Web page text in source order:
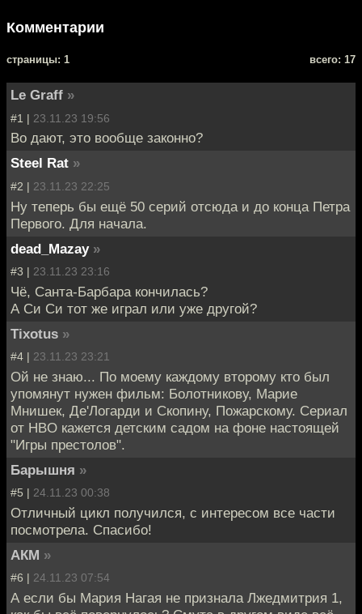
Комментарии
cтраницы: 1 всего: 17
Le Graff »
#1 | 23.11.23 19:56
Во дают, это вообще законно?
Steel Rat »
#2 | 23.11.23 22:25
Ну теперь бы ещё 50 серий отсюда и до конца Петра
Первого. Для начала.
dead_Mazay »
#3 | 23.11.23 23:16
Чё, Санта-Барбара кончилась?
А Си Си тот же играл или уже другой?
Tixotus »
#4 | 23.11.23 23:21
Ой не знаю... По моему каждому второму кто был
упомянут нужен фильм: Болотникову, Марие
Мнишек, Де'Логарди и Скопину, Пожарскому. Сериал
от HBO кажется детским садом на фоне настоящей
"Игры престолов".
Барышня »
#5 | 24.11.23 00:38
Отличный цикл получился, с интересом все части
посмотрела. Спасибо!
АКМ »
#6 | 24.11.23 07:54
А если бы Мария Нагая не признала Лжедмитрия 1,